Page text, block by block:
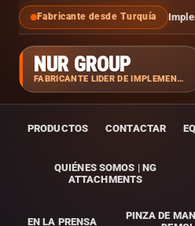
Fabricante desde Turquía
NUR GROUP
FABRICANTE LÍDER DE IMPLEMENTOS
PRODUCTOS CONTACTAR
QUIÉNES SOMOS | NG
ATTACHMENTS
EN LA PRENSA
PINZA DE